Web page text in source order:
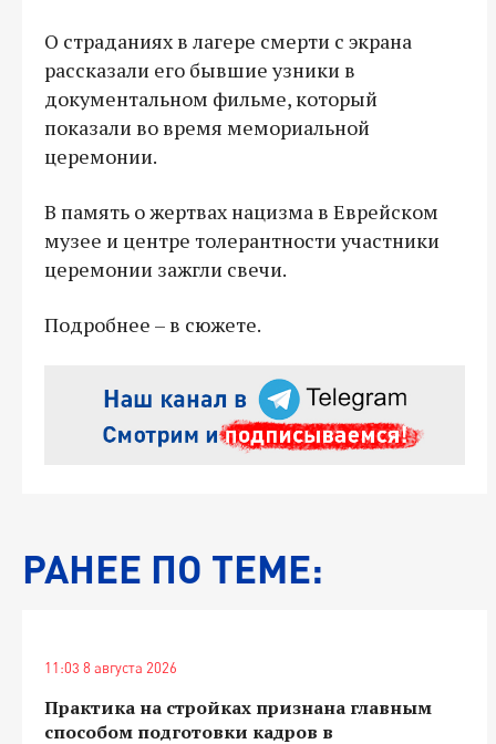
О страданиях в лагере смерти с экрана
рассказали его бывшие узники в
документальном фильме, который
показали во время мемориальной
церемонии.
В память о жертвах нацизма в Еврейском
музее и центре толерантности участники
церемонии зажгли свечи.
Подробнее – в сюжете.
РАНЕЕ ПО ТЕМЕ:
11:03 8 августа 2026
Практика на стройках признана главным
способом подготовки кадров в